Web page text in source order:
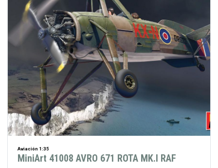
Aviación 1:35
MiniArt 41008 AVRO 671 ROTA MK.I RAF